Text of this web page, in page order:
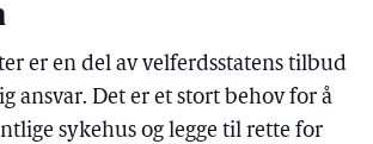
er en del av velferdsstatens tilbud
ansvar. Det er et stort behov for å
sykehus og legge til rette for